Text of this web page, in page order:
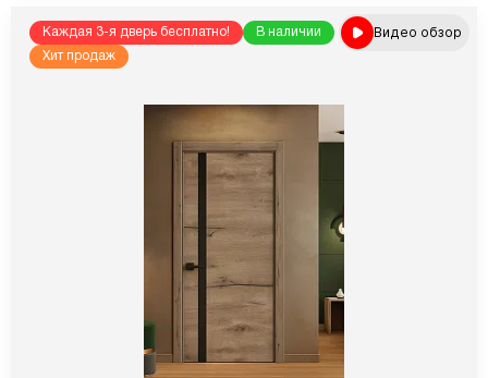
Каждая 3-я дверь бесплатно!
В наличии
Хит продаж
Видео обзор